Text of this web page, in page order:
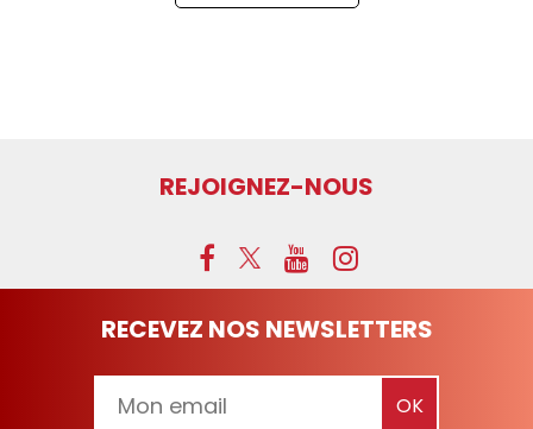
REJOIGNEZ-NOUS
RECEVEZ NOS NEWSLETTERS